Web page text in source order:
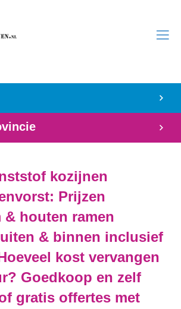
kozijnen
Prijzen
houten ramen
& binnen inclusief
kost vervangen
Goedkoop en zelf
gratis offertes met